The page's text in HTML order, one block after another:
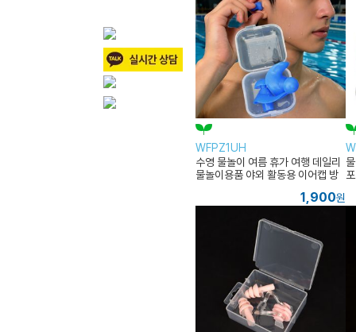
WFPZ1UH
수영 물놀이 여름 휴가 여행 데일리
물놀이용품 야외 활동용 이어캡 방
1,900원